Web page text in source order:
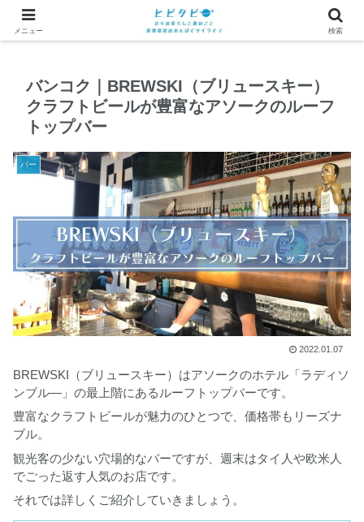
バンコク｜BREWSKI（ブリュースキー）
クラフトビールが豊富なアソークのルーフ
トップバー
バー
2022.01.07
BREWSKI（ブリュースキー）はアソークのホテル「ラディソ
ンブル―」の最上階にあるルーフトップバーです。
豊富なクラフトビールが魅力のひとつで、価格帯もリーズナ
ブル。
観光客の少ない穴場的なバーですが、週末はタイ人や欧米人
でごった返す人気のお店です。
それでは詳しくご紹介していきましょう。
メニュー 検索